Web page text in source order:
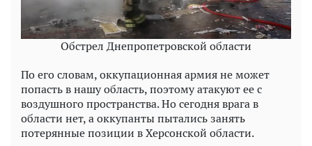
Обстрел Днепропетровской области
По его словам, оккупационная армия не может
попасть в нашу область, поэтому атакуют ее с
воздушного пространства. Но сегодня врага в
области нет, а оккупанты пытались занять
потерянные позиции в Херсонской области.